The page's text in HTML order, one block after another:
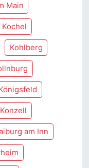
Main
Kochel
Kohlberg
Konzell
am Inn